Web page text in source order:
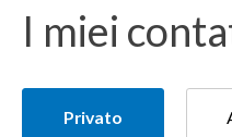
I miei
Privato